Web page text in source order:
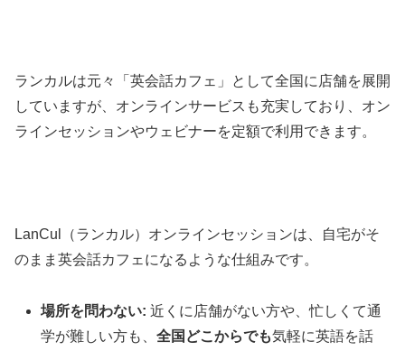
ランカルは元々「英会話カフェ」として全国に店舗を展開
していますが、オンラインサービスも充実しており、オン
ラインセッションやウェビナーを定額で利用できます。
LanCul（ランカル）オンラインセッションは、自宅がそ
のまま英会話カフェになるような仕組みです。
場所を問わない: 近くに店舗がない方や、忙しくて通
学が難しい方も、全国どこからでも気軽に英語を話